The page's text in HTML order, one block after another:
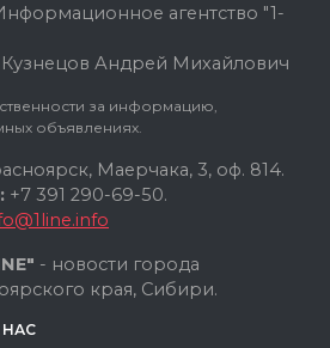
агентство "1-
Кузнецов Андрей Михайлович
за информацию,
объявлениях.
Маерчака, 3, оф. 814.
+7 391 290-69-50.
- новости города
края, Сибири.